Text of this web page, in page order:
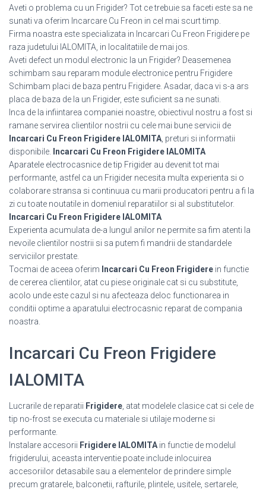
Aveti o problema cu un Frigider? Tot ce trebuie sa faceti este sa ne
sunati va oferim Incarcare Cu Freon in cel mai scurt timp.
Firma noastra este specializata in Incarcari Cu Freon Frigidere pe
raza judetului IALOMITA, in localitatiile de mai jos.
Aveti defect un modul electronic la un Frigider? Deasemenea
schimbam sau reparam module electronice pentru Frigidere
Schimbam placi de baza pentru Frigidere. Asadar, daca vi s-a ars
placa de baza de la un Frigider, este suficient sa ne sunati.
Inca de la infiintarea companiei noastre, obiectivul nostru a fost si
ramane servirea clientilor nostrii cu cele mai bune servicii de
Incarcari Cu Freon Frigidere IALOMITA , preturi si informatii
disponibile.
Incarcari Cu Freon Frigidere IALOMITA
Aparatele electrocasnice de tip Frigider au devenit tot mai
performante, astfel ca un Frigider necesita multa experienta si o
colaborare stransa si continuua cu marii producatori pentru a fi la
zi cu toate noutatile in domeniul reparatiilor si al substitutelor.
Incarcari Cu Freon Frigidere IALOMITA
Experienta acumulata de-a lungul anilor ne permite sa fim atenti la
nevoile clientilor nostrii si sa putem fi mandrii de standardele
serviciilor prestate.
Tocmai de aceea oferim Incarcari Cu Freon Frigidere in functie
de cererea clientilor, atat cu piese originale cat si cu substitute,
acolo unde este cazul si nu afecteaza deloc functionarea in
conditii optime a aparatului electrocasnic reparat de compania
noastra.
Incarcari Cu Freon Frigidere
IALOMITA
Lucrarile de reparatii Frigidere , atat modelele clasice cat si cele de
tip no-frost se executa cu materiale si utilaje moderne si
performante.
Instalare accesorii Frigidere IALOMITA in functie de modelul
frigiderului, aceasta interventie poate include inlocuirea
accesoriilor detasabile sau a elementelor de prindere simple
precum gratarele, balconetii, rafturile, plintele, usitele, sertarele,